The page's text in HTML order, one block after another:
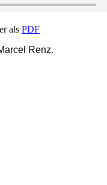
alsPDF
Renz.